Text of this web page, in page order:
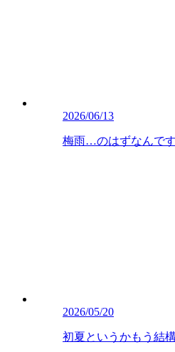
2026/06/13
梅雨…のはずなんで
2026/05/20
初夏というかもう結構